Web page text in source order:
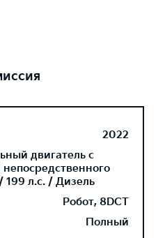
2022
двигатель с
199 л.с. / Дизель
Робот, 8DCT
Полный